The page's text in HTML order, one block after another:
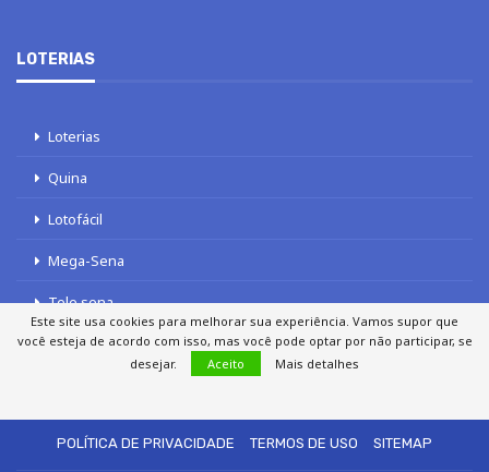
LOTERIAS
Loterias
Quina
Lotofácil
Mega-Sena
Tele sena
POLÍTICA DE PRIVACIDADE
TERMOS DE USO SITEMAP
Este site usa cookies para melhorar sua experiência. Vamos supor que
você esteja de acordo com isso, mas você pode optar por não participar, se
desejar.
Aceito Mais detalhes